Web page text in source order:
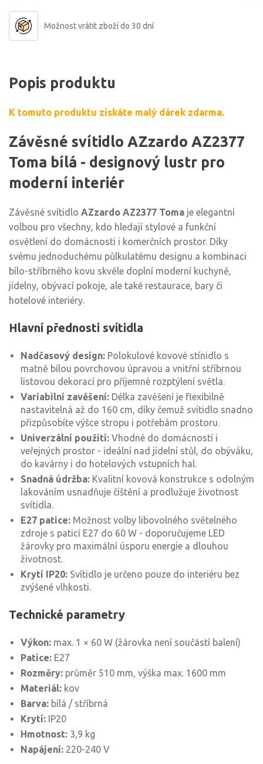
Možnost vrátit zboží do 30 dní
Popis produktu
K tomuto produktu získáte malý dárek zdarma.
Závěsné svítidlo AZzardo AZ2377
Toma bílá - designový lustr pro
moderní interiér
Závěsné svítidlo AZzardo AZ2377 Toma je elegantní
volbou pro všechny, kdo hledají stylové a funkční
osvětlení do domácnosti i komerčních prostor. Díky
svému jednoduchému půlkulatému designu a kombinaci
bílo-stříbrného kovu skvěle doplní moderní kuchyně,
jídelny, obývací pokoje, ale také restaurace, bary či
hotelové interiéry.
Hlavní přednosti svítidla
Nadčasový design: Polokulové kovové stínidlo s
matně bílou povrchovou úpravou a vnitřní stříbrnou
listovou dekorací pro příjemné rozptýlení světla.
Variabilní zavěšení: Délka zavěšení je flexibilně
nastavitelná až do 160 cm, díky čemuž svítidlo snadno
přizpůsobíte výšce stropu i potřebám prostoru.
Univerzální použití: Vhodné do domácností i
veřejných prostor - ideální nad jídelní stůl, do obýváku,
do kavárny i do hotelových vstupních hal.
Snadná údržba: Kvalitní kovová konstrukce s odolným
lakováním usnadňuje čištění a prodlužuje životnost
svítidla.
E27 patice: Možnost volby libovolného světelného
zdroje s paticí E27 do 60 W - doporučujeme LED
žárovky pro maximální úsporu energie a dlouhou
životnost.
Krytí IP20: Svítidlo je určeno pouze do interiéru bez
zvýšené vlhkosti.
Technické parametry
Výkon: max. 1 × 60 W (žárovka není součástí balení)
Patice: E27
Rozměry: průměr 510 mm, výška max. 1600 mm
Materiál: kov
Barva: bílá / stříbrná
Krytí: IP20
Hmotnost: 3,9 kg
Napájení: 220-240 V